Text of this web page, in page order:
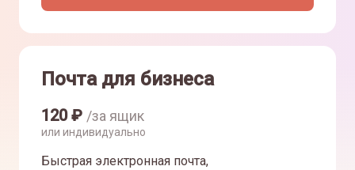
Почта для бизнеса
120₽ /за ящик
или индивидуально
Быстрая электронная почта,